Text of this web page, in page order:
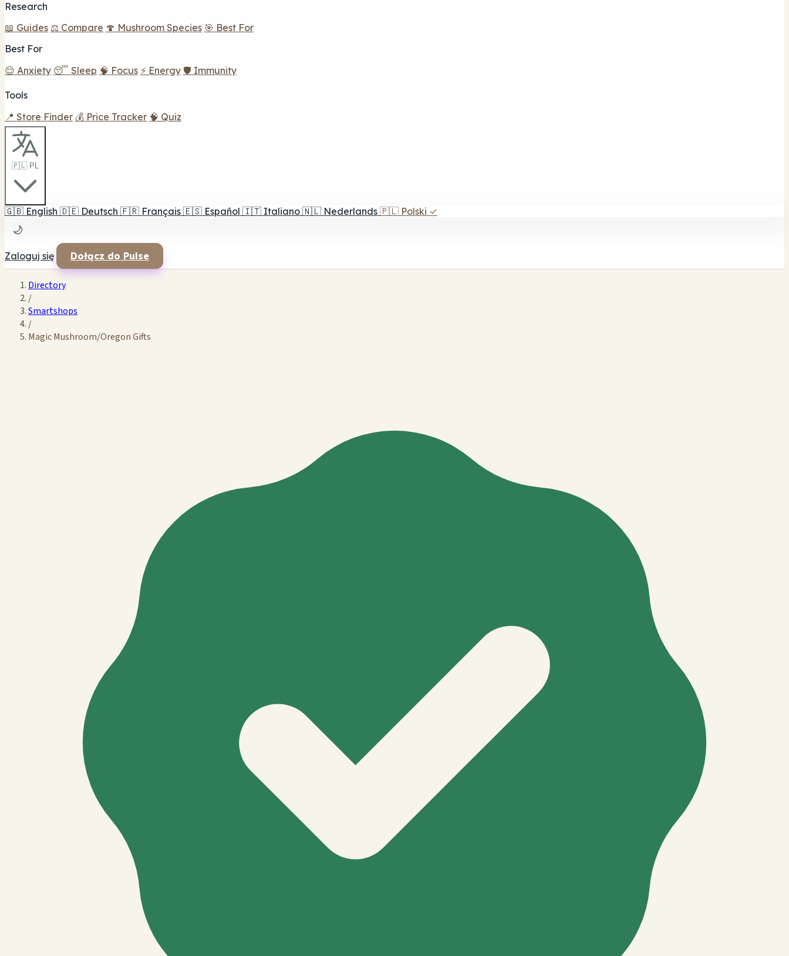
Research
📖 Guides ⚖️ Compare 🍄 Mushroom Species 🎯 Best For
Best For
😌 Anxiety 😴 Sleep 🧠 Focus ⚡ Energy 🛡️ Immunity
Tools
📍 Store Finder 💰 Price Tracker 🧠 Quiz
🇵🇱 PL
🇬🇧 English 🇩🇪 Deutsch 🇫🇷 Français 🇪🇸 Español 🇮🇹 Italiano 🇳🇱 Nederlands 🇵🇱 Polski ✓
🌙
Zaloguj się Dołącz do Pulse
Directory
/
Smartshops
/
Magic Mushroom/Oregon Gifts